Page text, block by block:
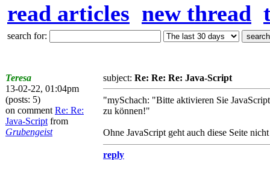
read articles new thread
search for:
Teresa
13-02-22, 01:04pm
(posts: 5)
on comment Re: Re:
Java-Script from
Grubengeist
subject: Re: Re: Re: Java-Script
"mySchach: "Bitte aktivieren Sie
zu können!"
Ohne JavaScript geht auch diese Seite
reply